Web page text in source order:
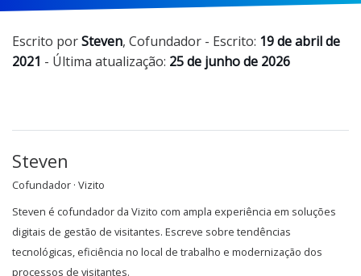
Escrito porSteven, Cofundador - Escrito: 19 de abril de
2021 - Última atualização: 25 de junho de 2026
Steven
Cofundador · Vizito
Steven é cofundador da Vizito com ampla experiência em soluções
digitais de gestão de visitantes. Escreve sobre tendências
tecnológicas, eficiência no local de trabalho e modernização dos
processos de visitantes.